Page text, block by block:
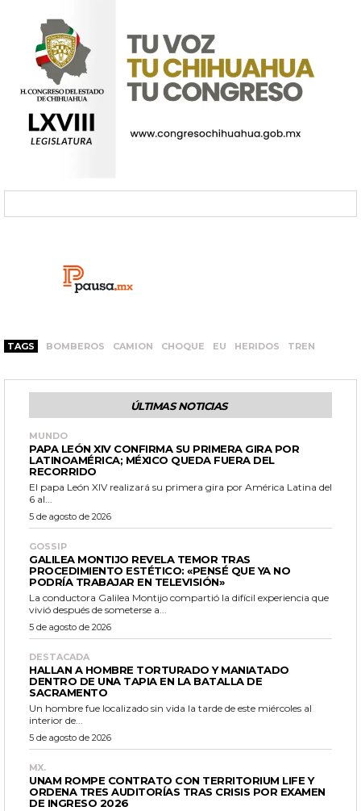
TAGS BOMBEROS CAMION CHOQUE EU HERIDOS TREN
ÚLTIMAS NOTICIAS
MUNDO
PAPA LEÓN XIV CONFIRMA SU PRIMERA GIRA POR
LATINOAMÉRICA; MÉXICO QUEDA FUERA DEL
RECORRIDO
El papa León XIV realizará su primera gira por América Latina del
6 al...
5 de agosto de 2026
GOSSIP
GALILEA MONTIJO REVELA TEMOR TRAS
PROCEDIMIENTO ESTÉTICO: «PENSÉ QUE YA NO
PODRÍA TRABAJAR EN TELEVISIÓN»
La conductora Galilea Montijo compartió la difícil experiencia que
vivió después de someterse a...
5 de agosto de 2026
DESTACADA
HALLAN A HOMBRE TORTURADO Y MANIATADO
DENTRO DE UNA TAPIA EN LA BATALLA DE
SACRAMENTO
Un hombre fue localizado sin vida la tarde de este miércoles al
interior de...
5 de agosto de 2026
MX.
UNAM ROMPE CONTRATO CON TERRITORIUM LIFE Y
ORDENA TRES AUDITORÍAS TRAS CRISIS POR EXAMEN
DE INGRESO 2026